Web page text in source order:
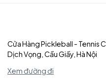
Cửa Hàng Pickleball - Tennis
Dịch Vọng, Cầu Giấy, Hà Nội
Xem đường đi